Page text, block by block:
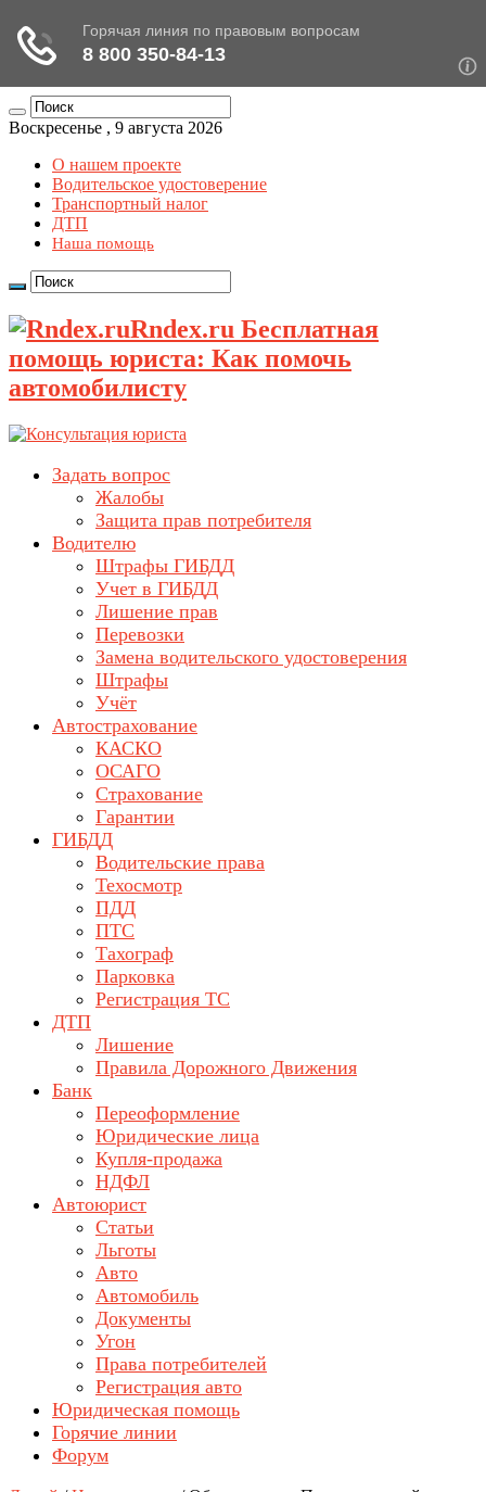
Воскресенье , 9 августа 2026
О нашем проекте
Водительское удостоверение
Транспортный налог
ДТП
Наша помощь
Rndex.ru Бесплатная
помощь юриста: Как помочь
автомобилисту
Задать вопрос
Жалобы
Защита прав потребителя
Водителю
Штрафы ГИБДД
Учет в ГИБДД
Лишение прав
Перевозки
Замена водительского удостоверения
Штрафы
Учёт
Автострахование
КАСКО
ОСАГО
Страхование
Гарантии
ГИБДД
Водительские права
Техосмотр
ПДД
ПТС
Тахограф
Парковка
Регистрация ТС
ДТП
Лишение
Правила Дорожного Движения
Банк
Переоформление
Юридические лица
Купля-продажа
НДФЛ
Автоюрист
Статьи
Льготы
Авто
Автомобиль
Документы
Угон
Права потребителей
Регистрация авто
Юридическая помощь
Горячие линии
Форум